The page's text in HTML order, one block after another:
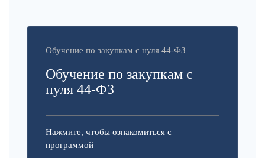
Обучение по закупкам с нуля 44-ФЗ
Обучение по закупкам с
нуля 44-ФЗ
Нажмите, чтобы ознакомиться с
программой